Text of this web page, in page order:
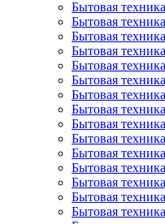
Бытовая
Бытовая
Бытовая
Бытовая
Бытовая
Бытовая
Бытовая
Бытовая
Бытовая
Бытовая
Бытовая
Бытовая
Бытовая
Бытовая
Бытовая